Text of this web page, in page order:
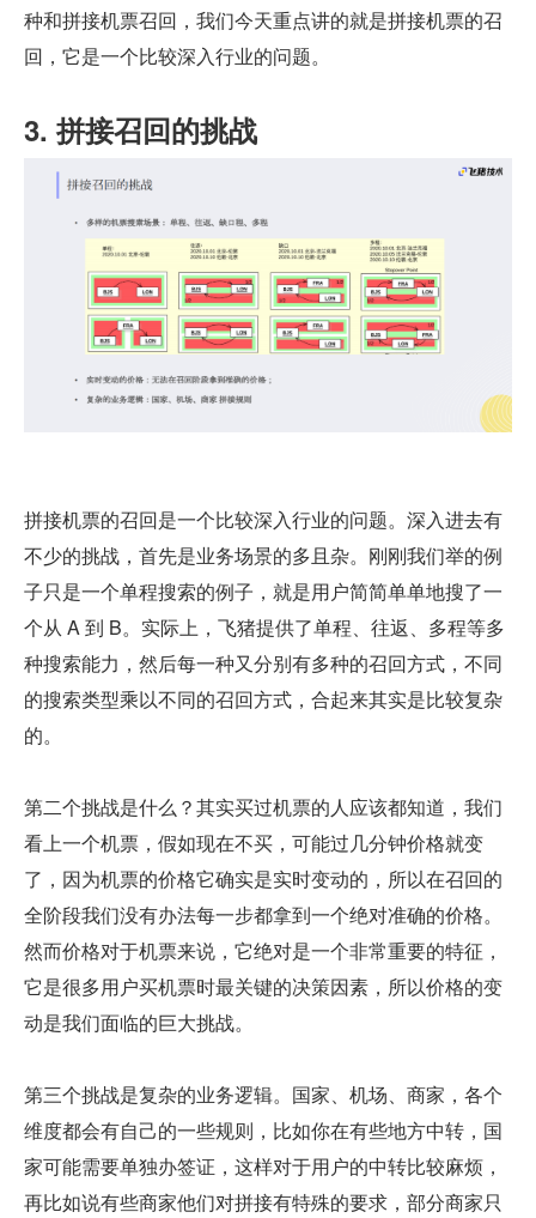
种和拼接机票召回，我们今天重点讲的就是拼接机票的召
回，它是一个比较深入行业的问题。
3. 拼接召回的挑战
拼接机票的召回是一个比较深入行业的问题。深入进去有
不少的挑战，首先是业务场景的多且杂。刚刚我们举的例
子只是一个单程搜索的例子，就是用户简简单单地搜了一
个从 A 到 B。实际上，飞猪提供了单程、往返、多程等多
种搜索能力，然后每一种又分别有多种的召回方式，不同
的搜索类型乘以不同的召回方式，合起来其实是比较复杂
的。
第二个挑战是什么？其实买过机票的人应该都知道，我们
看上一个机票，假如现在不买，可能过几分钟价格就变
了，因为机票的价格它确实是实时变动的，所以在召回的
全阶段我们没有办法每一步都拿到一个绝对准确的价格。
然而价格对于机票来说，它绝对是一个非常重要的特征，
它是很多用户买机票时最关键的决策因素，所以价格的变
动是我们面临的巨大挑战。
第三个挑战是复杂的业务逻辑。国家、机场、商家，各个
维度都会有自己的一些规则，比如你在有些地方中转，国
家可能需要单独办签证，这样对于用户的中转比较麻烦，
再比如说有些商家他们对拼接有特殊的要求，部分商家只